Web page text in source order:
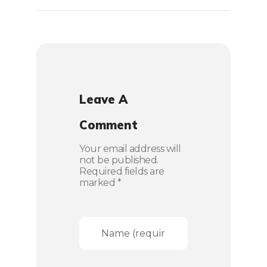
Leave A
Comment
Your email address will
not be published.
Required fields are
marked *